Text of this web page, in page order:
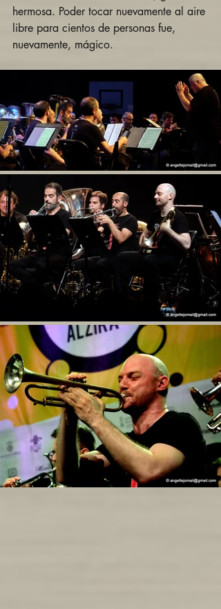
hermosa. Poder tocar nuevamente al aire
libre para cientos de personas fue,
nuevamente, mágico.